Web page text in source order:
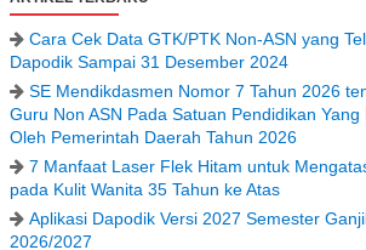
Cara Cek Data GTK/PTK Non-ASN yang
Dapodik Sampai 31 Desember 2024
SE Mendikdasmen Nomor 7 Tahun 2026
Guru Non ASN Pada Satuan Pendidikan
Oleh Pemerintah Daerah Tahun 2026
7 Manfaat Laser Flek Hitam untuk
pada Kulit Wanita 35 Tahun ke Atas
Aplikasi Dapodik Versi 2027 Semester
2026/2027